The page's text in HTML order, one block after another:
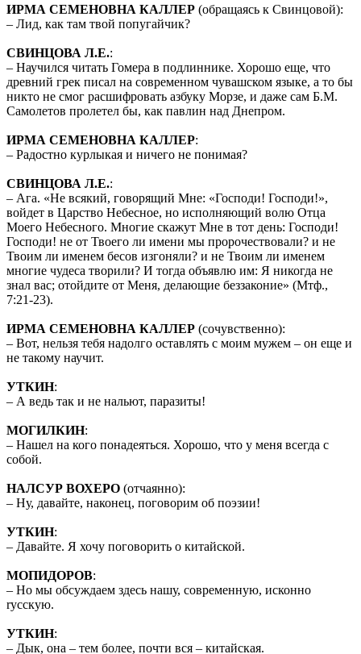
ИРМА СЕМЕНОВНА КАЛЛЕР (обращаясь к Свинцовой):
– Лид, как там твой попугайчик?
СВИНЦОВА Л.Е.:
– Научился читать Гомера в подлиннике. Хорошо еще, что
древний грек писал на современном чувашском языке, а то бы
никто не смог расшифровать азбуку Морзе, и даже сам Б.М.
Самолетов пролетел бы, как павлин над Днепром.
ИРМА СЕМЕНОВНА КАЛЛЕР:
– Радостно курлыкая и ничего не понимая?
СВИНЦОВА Л.Е.:
– Ага. «Не всякий, говорящий Мне: «Господи! Господи!»,
войдет в Царство Небесное, но исполняющий волю Отца
Моего Небесного. Многие скажут Мне в тот день: Господи!
Господи! не от Твоего ли имени мы пророчествовали? и не
Твоим ли именем бесов изгоняли? и не Твоим ли именем
многие чудеса творили? И тогда объявлю им: Я никогда не
знал вас; отойдите от Меня, делающие беззаконие» (Мтф.,
7:21-23).
ИРМА СЕМЕНОВНА КАЛЛЕР (сочувственно):
– Вот, нельзя тебя надолго оставлять с моим мужем – он еще и
не такому научит.
УТКИН:
– А ведь так и не нальют, паразиты!
МОГИЛКИН:
– Нашел на кого понадеяться. Хорошо, что у меня всегда с
собой.
НАЛСУР ВОХЕРО (отчаянно):
– Ну, давайте, наконец, поговорим об поэзии!
УТКИН:
– Давайте. Я хочу поговорить о китайской.
МОПИДОРОВ:
– Но мы обсуждаем здесь нашу, современную, исконно
rусскую.
УТКИН:
– Дык, она – тем более, почти вся – китайская.